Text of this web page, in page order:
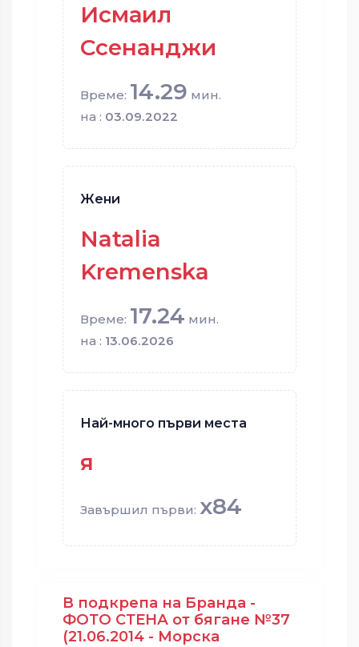
Исмаил
Ссенанджи
Време: 14.29 мин.
на : 03.09.2022
Жени
Natalia
Kremenska
Време: 17.24 мин.
на : 13.06.2026
Най-много първи места
я
Завършил първи: x84
В подкрепа на Бранда -
ФОТО СТЕНА от бягане №37
(21.06.2014 - Морска